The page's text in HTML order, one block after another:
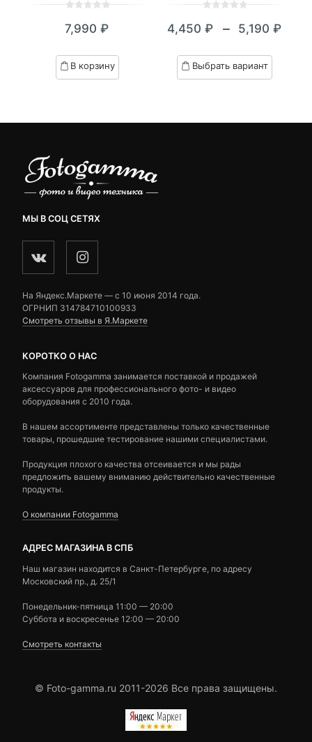
out
based
on
7,990 ₽
В корзину
out
based
on
4,450 ₽ – 5,190 ₽
Диапазон
цен:
4,450 ₽
Выбрать вариант
МЫ В СОЦ СЕТЯХ
На Яндекс.Маркете — c 10 июня 2014 года.
ОГРНИП 314784710100933
Смотреть отзывы в Я.Маркете
КОРОТКО О НАС
Компания Fotogamma занимается поставкой и продажей
аксессуаров для профессионального фото- и видео
оборудования с 2010 года.
В нашем ассортименте представлены только качественные
товары, прошедшие тестирование нашими специалистами.
Продукция плохого качества отсеивается и мы рады
предложить вашему вниманию действительно качественные
продукты.
О компании Fotogamma
АДРЕС МАГАЗИНА В СПБ
Наш магазин находится в Санкт-Петербурге, по адресу
Московский пр., д. 25/1
Понедельник-пятница 11:00 — 20:00
Суббота и воскресенье 12:00 — 20:00
Смотреть контакты
© Foto-gamma.ru 2011-2026 Все права защищены.